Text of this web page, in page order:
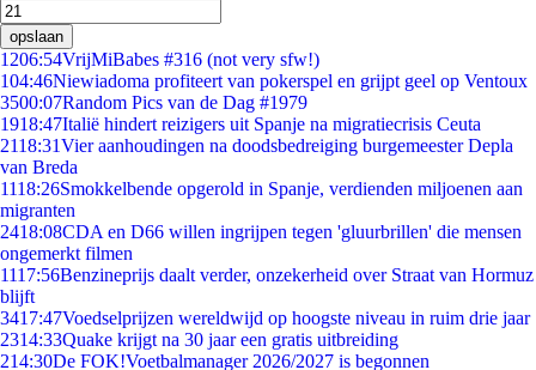
opslaan
1206:54VrijMiBabes #316 (not very sfw!)
104:46Niewiadoma profiteert van pokerspel en grijpt geel op Ventoux
3500:07Random Pics van de Dag #1979
1918:47Italië hindert reizigers uit Spanje na migratiecrisis Ceuta
2118:31Vier aanhoudingen na doodsbedreiging burgemeester Depla
van Breda
1118:26Smokkelbende opgerold in Spanje, verdienden miljoenen aan
migranten
2418:08CDA en D66 willen ingrijpen tegen 'gluurbrillen' die mensen
ongemerkt filmen
1117:56Benzineprijs daalt verder, onzekerheid over Straat van Hormuz
blijft
3417:47Voedselprijzen wereldwijd op hoogste niveau in ruim drie jaar
2314:33Quake krijgt na 30 jaar een gratis uitbreiding
214:30De FOK!Voetbalmanager 2026/2027 is begonnen